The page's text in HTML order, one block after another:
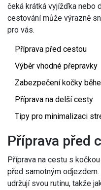
čeká krátká vyjížďka nebo
cestování může výrazně
pro vás.
Příprava před cestou
Výběr vhodné přepravky
Zabezpečení kočky
Příprava na delší cesty
Tipy pro minimalizaci
Příprava před
Příprava na cestu s
před samotným
udržují svou rutinu, takže